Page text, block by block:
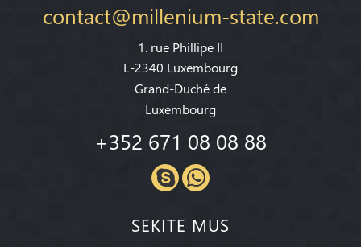
contact@millenium-state.com
1. rue Phillipe II
L-2340 Luxembourg
Grand-Duché de
Luxembourg
+352 671 08 08 88
SEKITE MUS